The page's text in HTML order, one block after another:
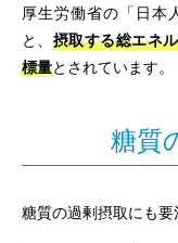
厚生労働省の「日本
と、 摂取する総エネ
標量とされています。
糖質
糖質の過剰摂取にも要